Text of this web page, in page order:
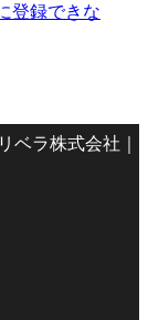
登録できな